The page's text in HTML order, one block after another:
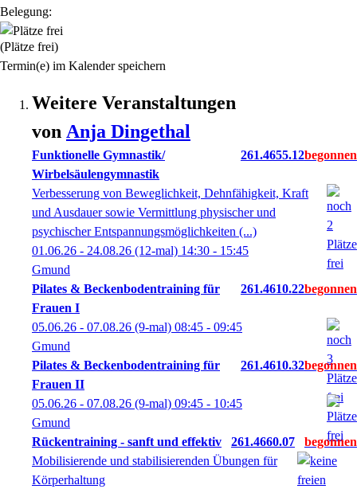
Belegung:
(Plätze frei)
Termin(e) im Kalender speichern
Weitere Veranstaltungen
von Anja Dingethal
Funktionelle Gymnastik/
Wirbelsäulengymnastik
261.4655.12
Verbesserung von Beweglichkeit, Dehnfähigkeit, Kraft
und Ausdauer sowie Vermittlung physischer und
psychischer Entspannungsmöglichkeiten (...)
01.06.26 - 24.08.26 (12-mal) 14:30 - 15:45
Gmund
Pilates & Beckenbodentraining für
Frauen I
261.4610.22
05.06.26 - 07.08.26 (9-mal) 08:45 - 09:45
Gmund
Pilates & Beckenbodentraining für
Frauen II
261.4610.32
05.06.26 - 07.08.26 (9-mal) 09:45 - 10:45
Gmund
Rückentraining - sanft und effektiv
261.4660.07
Mobilisierende und stabilisierenden Übungen für
Körperhaltung